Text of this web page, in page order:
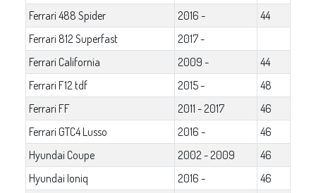
Ferrari 488 Spider
2016 -
44
Ferrari 812 Superfast
2017 -
Ferrari California
2009 -
44
Ferrari F12 tdf
2015 -
48
Ferrari FF
2011 - 2017
46
Ferrari GTC4 Lusso
2016 -
46
Hyundai Coupe
2002 - 2009
46
Hyundai Ioniq
2016 -
46